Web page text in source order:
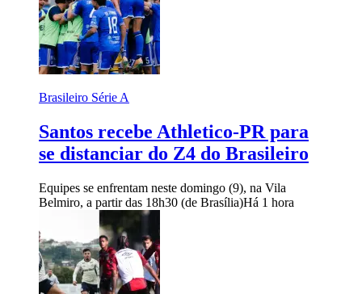
Brasileiro Série A
Santos recebe Athletico-PR para
se distanciar do Z4 do Brasileiro
Equipes se enfrentam neste domingo (9), na Vila
Belmiro, a partir das 18h30 (de Brasília)Há 1 hora